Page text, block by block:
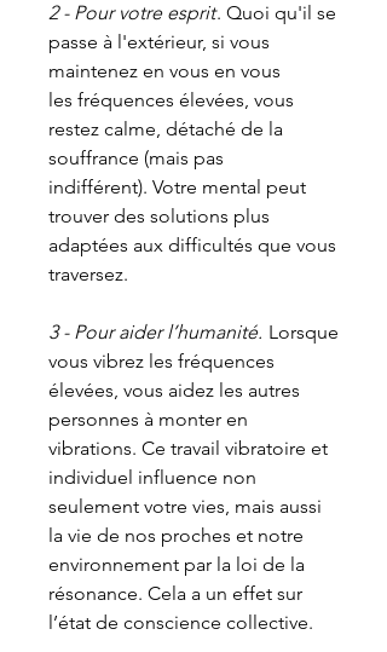
2 - Pour votre esprit. Quoi qu'il se
passe à l'extérieur, si vous
maintenez en vous en vous
les fréquences élevées, vous
restez calme, détaché de la
souffrance (mais pas
indifférent). Votre mental peut
trouver des solutions plus
adaptées aux difficultés que vous
traversez.
3 - Pour aider l’humanité. Lorsque
vous vibrez les fréquences
élevées, vous aidez les autres
personnes à monter en
vibrations. Ce travail vibratoire et
individuel influence non
seulement votre vies, mais aussi
la vie de nos proches et notre
environnement par la loi de la
résonance. Cela a un effet sur
l’état de conscience collective.